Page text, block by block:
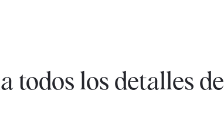
todos los detalles de